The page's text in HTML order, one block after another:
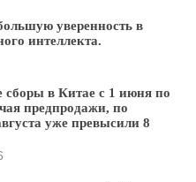
уверенность в
интеллекта.
сборы в Китае с 1 июня по
предпродажи, по
уже превысили 8